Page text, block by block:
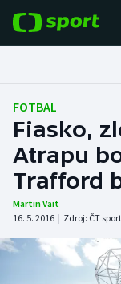
Fotbal
Hokej
Tenis
Atletika
Cyklistika
FOTBAL
Fiasko,
Atrapu
Trafford
Martin Vait
16. 5. 2016 | Zdroj: ČT sport